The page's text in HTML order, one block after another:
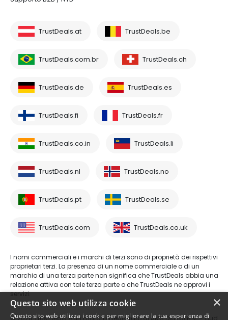
TrustDeals.at TrustDeals.be
TrustDeals.com.br TrustDeals.ch
TrustDeals.de TrustDeals.es
TrustDeals.fi TrustDeals.fr
TrustDeals.co.in TrustDeals.li
TrustDeals.nl TrustDeals.no
TrustDeals.pt TrustDeals.se
TrustDeals.com TrustDeals.co.uk
I nomi commerciali e i marchi di terzi sono di proprietà dei rispettivi
proprietari terzi. La presenza di un nome commerciale o di un
marchio di una terza parte non significa che TrustDeals abbia una
relazione attiva con tale terza parte o che TrustDeals ne approvi i
servizi.
© 2026 TrustDeals è un marchio registrato di AMS Digital B.V. - Oud
×
Questo sito web utilizza cookie
Questo sito web utilizza i cookie per migliorare la tua esperienza di